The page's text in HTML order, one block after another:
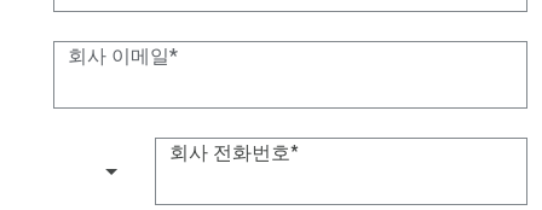
회사 이메일
회사 전화번호